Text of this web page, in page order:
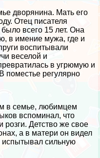
дворянина. Мать его
Отец писателя
всего 15 лет. Она
в имение мужа, где и
воспитывали
веселой и
в угрюмую и
поместье регулярно
в семье, любимцем
вспоминал, что
Детство же свое
а в матери он видел
сильную